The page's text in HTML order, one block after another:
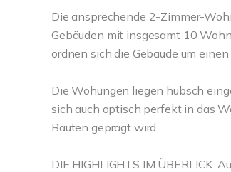
Die ansprechende 2-Zimmer-
Gebäuden mit insgesamt 10
ordnen sich die Gebäude um
Die Wohungen liegen hübsch
sich auch optisch perfekt in das
Bauten geprägt wird.
DIE HIGHLIGHTS IM ÜBERLICK.